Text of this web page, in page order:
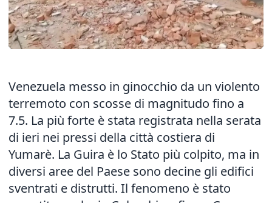
Venezuela messo in ginocchio da un violento
terremoto con scosse di magnitudo fino a
7.5. La più forte è stata registrata nella serata
di ieri nei pressi della città costiera di
Yumarè. La Guira è lo Stato più colpito, ma in
diversi aree del Paese sono decine gli edifici
sventrati e distrutti. Il fenomeno è stato